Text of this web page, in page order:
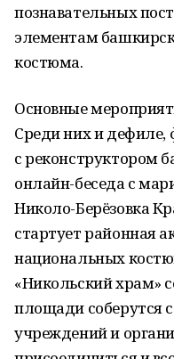
познавательных
элементам
костюма.
Основные
Среди них и
с реконструктором
онлайн-беседа с
Николо-Берёзовка
стартует районная
национальных
«Никольский храм»
площади соберутся
учреждений и